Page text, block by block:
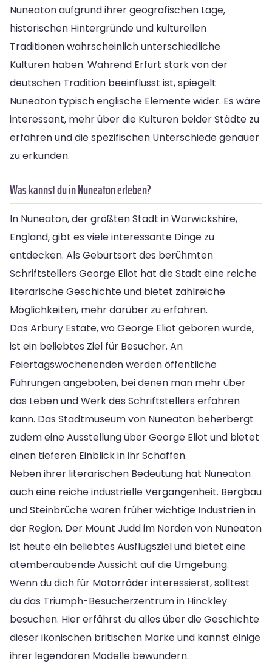
Nuneaton aufgrund ihrer geografischen Lage,
historischen Hintergründe und kulturellen
Traditionen wahrscheinlich unterschiedliche
Kulturen haben. Während Erfurt stark von der
deutschen Tradition beeinflusst ist, spiegelt
Nuneaton typisch englische Elemente wider. Es wäre
interessant, mehr über die Kulturen beider Städte zu
erfahren und die spezifischen Unterschiede genauer
zu erkunden.
Was kannst du in Nuneaton erleben?
In Nuneaton, der größten Stadt in Warwickshire,
England, gibt es viele interessante Dinge zu
entdecken. Als Geburtsort des berühmten
Schriftstellers George Eliot hat die Stadt eine reiche
literarische Geschichte und bietet zahlreiche
Möglichkeiten, mehr darüber zu erfahren.
Das Arbury Estate, wo George Eliot geboren wurde,
ist ein beliebtes Ziel für Besucher. An
Feiertagswochenenden werden öffentliche
Führungen angeboten, bei denen man mehr über
das Leben und Werk des Schriftstellers erfahren
kann. Das Stadtmuseum von Nuneaton beherbergt
zudem eine Ausstellung über George Eliot und bietet
einen tieferen Einblick in ihr Schaffen.
Neben ihrer literarischen Bedeutung hat Nuneaton
auch eine reiche industrielle Vergangenheit. Bergbau
und Steinbrüche waren früher wichtige Industrien in
der Region. Der Mount Judd im Norden von Nuneaton
ist heute ein beliebtes Ausflugsziel und bietet eine
atemberaubende Aussicht auf die Umgebung.
Wenn du dich für Motorräder interessierst, solltest
du das Triumph-Besucherzentrum in Hinckley
besuchen. Hier erfährst du alles über die Geschichte
dieser ikonischen britischen Marke und kannst einige
ihrer legendären Modelle bewundern.